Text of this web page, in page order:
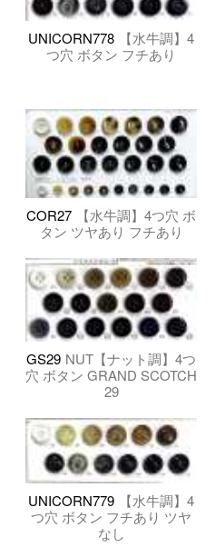
UNICORN778
【水牛調】4
つ穴 ボタン フチあり
COR27
【水牛調】4つ穴 ボ
タン ツヤあり フチあり
GS29 NUT【ナット調】4つ
穴 ボタン GRAND SCOTCH
29
UNICORN779
【水牛調】4
つ穴 ボタン フチあり ツヤ
なし